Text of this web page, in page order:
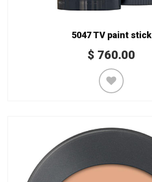
5047 TV paint stick
$ 760.00